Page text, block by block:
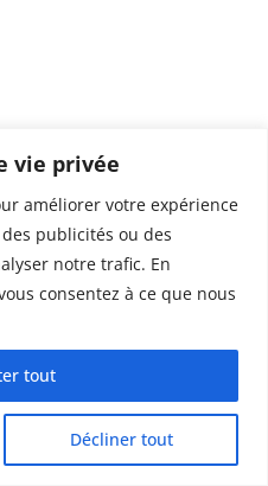
vie privée
améliorer votre expérience
publicités ou des
notre trafic. En
consentez à ce que nous
Décliner tout
tout